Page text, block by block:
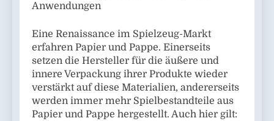
Anwendungen
Eine Renaissance im Spielzeug-Markt
erfahren Papier und Pappe. Einerseits
setzen die Hersteller für die äußere und
innere Verpackung ihrer Produkte wieder
verstärkt auf diese Materialien, andererseits
werden immer mehr Spielbestandteile aus
Papier und Pappe hergestellt. Auch hier gilt: